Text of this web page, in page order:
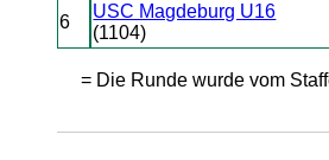
6
USC Magdeburg U16
(1104)
= Die Runde wurde vom